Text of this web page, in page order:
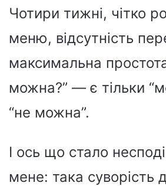
Чотири тижні, чітко
меню, відсутність
максимальна
можна?” — є тільки
“не можна”.
І ось що стало
мене: така суворість